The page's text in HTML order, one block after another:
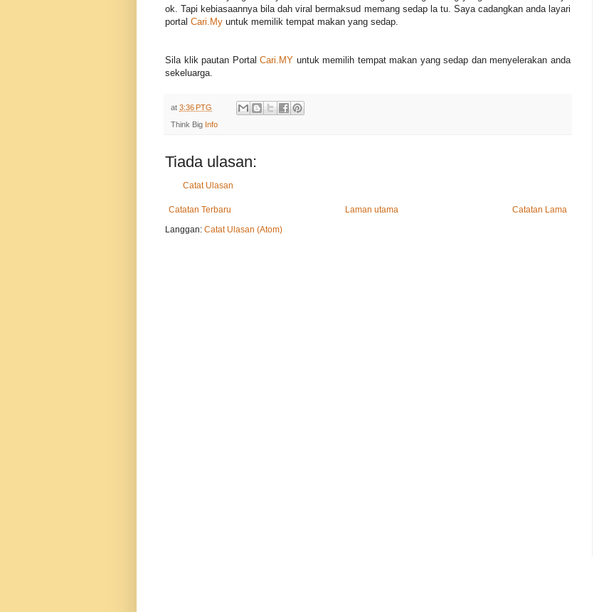
ok. Tapi kebiasaannya bila dah viral bermaksud memang sedap la tu. Saya cadangkan anda layari
portal Cari.My untuk memilik tempat makan yang sedap.
Sila klik pautan PortalCari.MY untuk memilih tempat makan yang sedap dan menyelerakan anda
sekeluarga.
at 3:36 PTG
Think Big Info
Tiada ulasan:
Catat Ulasan
Catatan Terbaru Catatan Lama
Laman utama
Langgan: Catat Ulasan (Atom)